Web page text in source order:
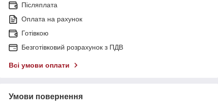
Післяплата
Оплата на рахунок
Готівкою
Безготівковий розрахунок з ПДВ
Всі умови оплати
Умови повернення